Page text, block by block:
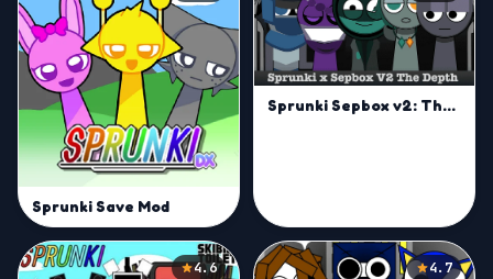
Sprunki Save Mod
Sprunki Sepbox v2: The Depth
4.6 4.7